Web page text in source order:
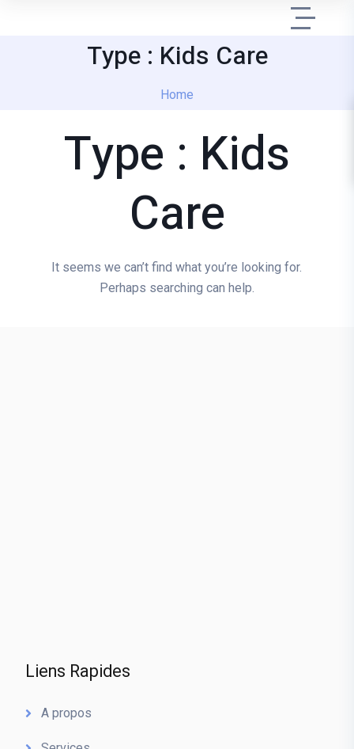
Type : Kids Care
Home
Type : Kids
Care
It seems we can’t find what you’re looking for.
Perhaps searching can help.
Liens Rapides
A propos